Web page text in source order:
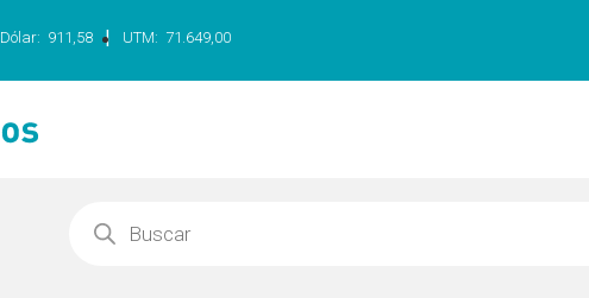
Dólar: 911,58 | UTM: 71.649,00